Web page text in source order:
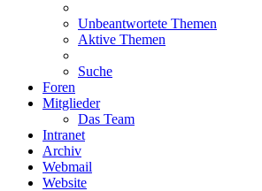
Unbeantwortete Themen
Aktive Themen
Suche
Foren
Mitglieder
Das Team
Intranet
Archiv
Webmail
Website